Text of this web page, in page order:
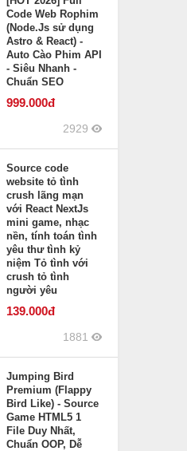
Code Web Rophim
(Node.Js sử dụng
Astro & React) -
Auto Cào Phim API
- Siêu Nhanh -
Chuẩn SEO
999.000đ
2929
Source code
website tỏ tình
crush lãng mạn
với React NextJs
mini game, nhạc
nền, tính toán tình
yêu thư tình kỷ
niệm Tỏ tình với
crush tỏ tình
người yêu
139.000đ
1881
Jumping Bird
Premium (Flappy
Bird Like) - Source
Game HTML5 1
File Duy Nhất,
Chuẩn OOP, Dễ